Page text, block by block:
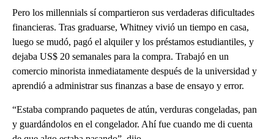
Pero los millennials sí compartieron sus verdaderas dificultades
financieras. Tras graduarse, Whitney vivió un tiempo en casa,
luego se mudó, pagó el alquiler y los préstamos estudiantiles, y
dejaba US$ 20 semanales para la compra. Trabajó en un
comercio minorista inmediatamente después de la universidad y
aprendió a administrar sus finanzas a base de ensayo y error.
“Estaba comprando paquetes de atún, verduras congeladas, pan
y guardándolos en el congelador. Ahí fue cuando me di cuenta